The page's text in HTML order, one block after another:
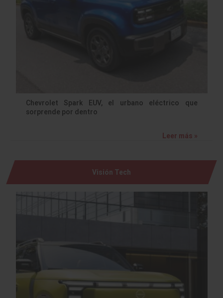
Chevrolet Spark EUV, el urbano eléctrico que
sorprende por dentro
Leer más »
Visión Tech